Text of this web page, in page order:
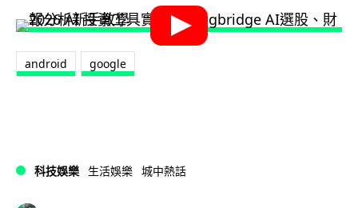
android google
科技娛樂 生活娛樂 城中熱話